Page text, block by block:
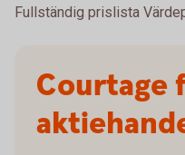
Fullständig prislista
Courtage